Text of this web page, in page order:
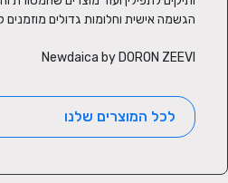
Newdaica by DORON ZEEVI
לכל המוצרים שלנו